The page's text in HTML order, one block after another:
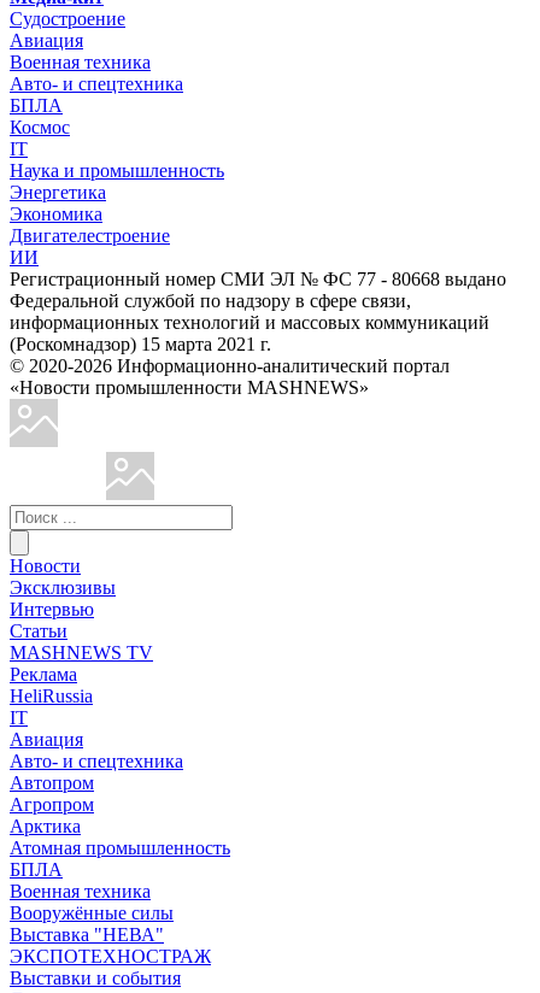
Судостроение
Авиация
Военная техника
Авто- и спецтехника
БПЛА
Космос
IT
Наука и промышленность
Энергетика
Экономика
Двигателестроение
ИИ
Регистрационный номер СМИ ЭЛ № ФС 77 - 80668 выдано
Федеральной службой по надзору в сфере связи,
информационных технологий и массовых коммуникаций
(Роскомнадзор) 15 марта 2021 г.
© 2020-2026 Информационно-аналитический портал
«Новости промышленности MASHNEWS»
Новости
Эксклюзивы
Интервью
Статьи
MASHNEWS TV
Реклама
HeliRussia
IT
Авиация
Авто- и спецтехника
Автопром
Агропром
Арктика
Атомная промышленность
БПЛА
Военная техника
Вооружённые силы
Выставка "НЕВА"
ЭКСПОТЕХНОСТРАЖ
Выставки и события